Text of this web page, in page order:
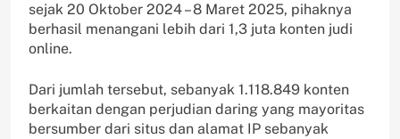
sejak 20 Oktober 2024 – 8 Maret 2025, pihaknya
berhasil menangani lebih dari 1,3 juta konten judi
online.
Dari jumlah tersebut, sebanyak 1.118.849 konten
berkaitan dengan perjudian daring yang mayoritas
bersumber dari situs dan alamat IP sebanyak